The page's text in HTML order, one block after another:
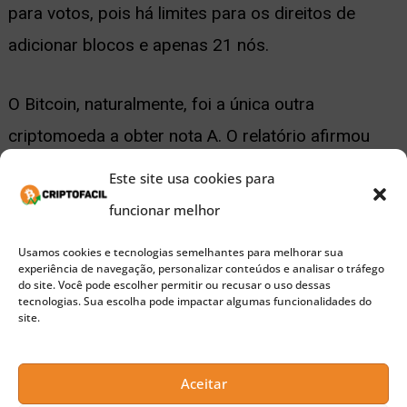
Este site usa cookies para
funcionar melhor
Usamos cookies e tecnologias semelhantes para melhorar sua
experiência de navegação, personalizar conteúdos e analisar o tráfego
do site. Você pode escolher permitir ou recusar o uso dessas
tecnologias. Sua escolha pode impactar algumas funcionalidades do
site.
Aceitar
para votos, pois há limites para os direitos de
adicionar blocos e apenas 21 nós.
O Bitcoin, naturalmente, foi a única outra
criptomoeda a obter nota A. O relatório afirmou
que trata-se do melhor criptoativo para atuar como
uma reserva de valor e tem sido o líder em adoção,
seguro em tempos de turbulência.
Melhor momento para investir
pode estar muito próximo